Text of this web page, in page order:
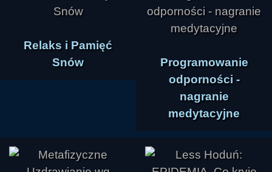
Relaks i Pamięć
Snów
Programowanie
odporności -
nagranie
medytacyjne